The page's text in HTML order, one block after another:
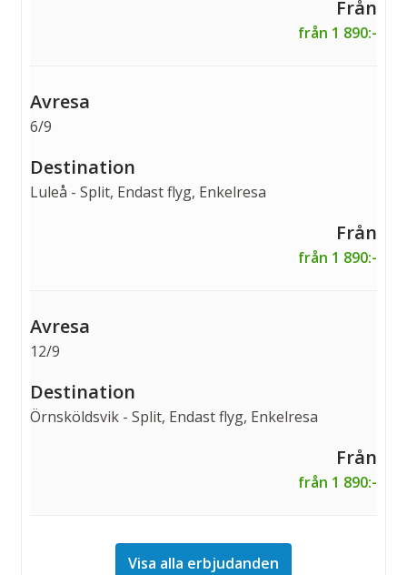
från 1 890:-
6/9
Luleå - Split, Endast flyg, Enkelresa
från 1 890:-
12/9
Örnsköldsvik - Split, Endast flyg, Enkelresa
från 1 890:-
Visa alla erbjudanden